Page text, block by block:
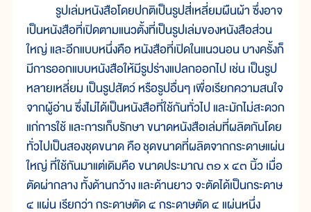
รูปเล่มหนังสือโดยปกติเป็นรูปสี่เหลี่ยมผืนผ้า ซึ่งอาจ
เป็นหนังสือที่เปิดตามแนวตั้งที่เป็นรูปเล่มของหนังสือส่วน
ใหญ่ และอีกแบบหนึ่งคือ หนังสือที่เปิดในแนวนอน บางครั้งก็
มีการออกแบบหนังสือให้มีรูปร่างแปลกออกไป เช่น เป็นรูป
หลายเหลี่ยม เป็นรูปสัตว์ หรือรูปอื่นๆ เพื่อเรียกความสนใจ
จากผู้อ่าน ซึ่งไม่ได้เป็นหนังสือที่ใช้กันทั่วไป และมักไม่สะดวก
แก่การใช้ และการเก็บรักษา ขนาดหนังสือเล่มที่ผลิตกันโดย
ทั่วไปเป็นสองชุดขนาด คือ ชุดขนาดที่ผลิตจากกระดาษแผ่น
ใหญ่ ที่ใช้กันมาแต่เดิมคือ ขนาดประมาณ ๓๑ x ๔๓ นิ้ว เมื่อ
ตัดผ่ากลาง ทั้งด้านกว้าง และด้านยาว จะตัดได้เป็นกระดาษ
๔ แผ่น เรียกว่า กระดาษตัด ๔ กระดาษตัด ๔ แผ่นหนึ่ง